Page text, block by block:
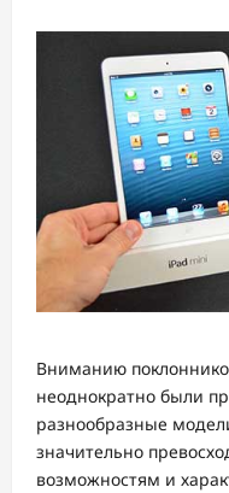
Вниманию
неоднократно были
разнообразные
значительно
возможностям и